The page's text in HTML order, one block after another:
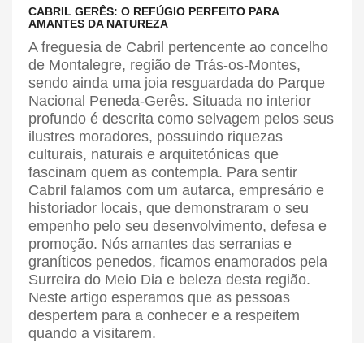
CABRIL GERÊS: O REFÚGIO PERFEITO PARA
AMANTES DA NATUREZA
A freguesia de Cabril pertencente ao concelho
de Montalegre, região de Trás-os-Montes,
sendo ainda uma joia resguardada do Parque
Nacional Peneda-Gerês. Situada no interior
profundo é descrita como selvagem pelos seus
ilustres moradores, possuindo riquezas
culturais, naturais e arquitetónicas que
fascinam quem as contempla. Para sentir
Cabril falamos com um autarca, empresário e
historiador locais, que demonstraram o seu
empenho pelo seu desenvolvimento, defesa e
promoção. Nós amantes das serranias e
graníticos penedos, ficamos enamorados pela
Surreira do Meio Dia e beleza desta região.
Neste artigo esperamos que as pessoas
despertem para a conhecer e a respeitem
quando a visitarem.